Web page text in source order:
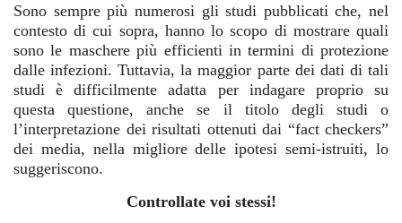
Sono sempre più numerosi gli studi pubblicati che, nel
contesto di cui sopra, hanno lo scopo di mostrare quali
sono le maschere più efficienti in termini di protezione
dalle infezioni. Tuttavia, la maggior parte dei dati di tali
studi è difficilmente adatta per indagare proprio su
questa questione, anche se il titolo degli studi o
l’interpretazione dei risultati ottenuti dai “fact checkers”
dei media, nella migliore delle ipotesi semi-istruiti, lo
suggeriscono.
Controllate voi stessi!